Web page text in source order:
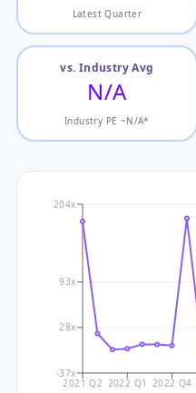
Latest Quarter
vs. Industry Avg
N/A
Industry PE ~N/A*
2021 Q2 2022 Q1 2022 Q4
-37x
28x
93x
204x